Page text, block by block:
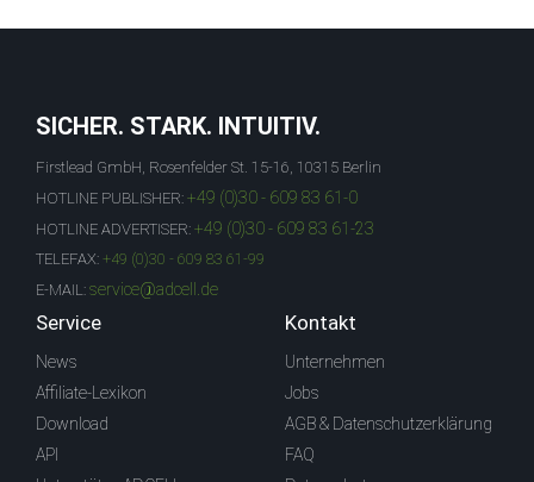
SICHER. STARK. INTUITIV.
Firstlead GmbH, Rosenfelder St. 15-16, 10315 Berlin
HOTLINE PUBLISHER: +49 (0)30 - 609 83 61-0
HOTLINE ADVERTISER: +49 (0)30 - 609 83 61-23
TELEFAX: +49 (0)30 - 609 83 61-99
E-MAIL: service@adcell.de
Service
News
Affiliate-Lexikon
Download
API
Kontakt
Unternehmen
Jobs
AGB & Datenschutzerklärung
FAQ